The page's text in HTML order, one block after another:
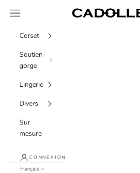
Cadolle
Menu
Corset
Soutien-
gorge
Lingerie
Divers
Sur
mesure
CONNEXION
Français